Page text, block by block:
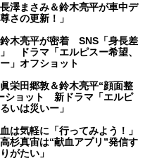
長澤まさみ＆鈴木亮平が車中デ
さの更新！」
木亮平が密着 SNS「身長差
ドラマ「エルピスー希望、
」オフショット
栄田郷敦＆鈴木亮平“顔面整
ショット 新ドラマ「エルピ
いは災いー」
は気軽に「行ってみよう！」
杉真宙は“献血アプリ”発信す
がたい」